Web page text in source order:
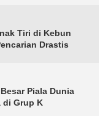
Tiri di Kebun
Drastis
Piala Dunia
di Grup K